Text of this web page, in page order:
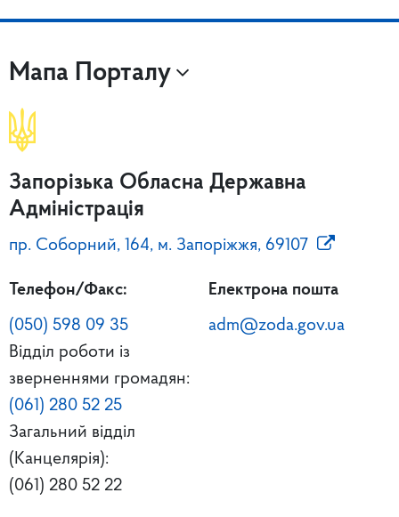
Мапа Порталу
Запорізька Обласна Державна
Адміністрація
пр. Соборний, 164, м. Запоріжжя, 69107
Телефон/Факс:
(050) 598 09 35
Відділ роботи із
зверненнями громадян:
(061) 280 52 25
Загальний відділ
(Канцелярія):
(061) 280 52 22
Електрона пошта
adm@zoda.gov.ua